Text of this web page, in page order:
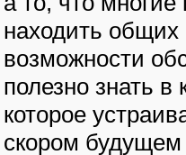
находить
возможности
полезно знать
которое
скором будущем